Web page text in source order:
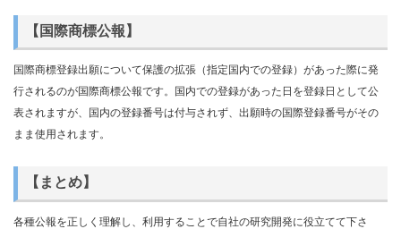
【国際商標公報】
国際商標登録出願について保護の拡張（指定国内での登録）があった際に発
行されるのが国際商標公報です。国内での登録があった日を登録日として公
表されますが、国内の登録番号は付与されず、出願時の国際登録番号がその
まま使用されます。
【まとめ】
各種公報を正しく理解し、利用することで自社の研究開発に役立てて下さ